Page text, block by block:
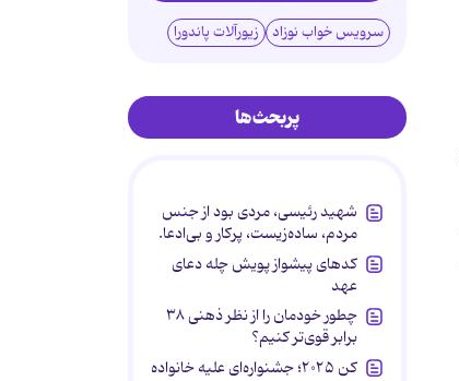
سرویس خواب نوزاد زیورآلات پاندورا
پربحث‌ها
شهید رئیسی، مردی بود از جنس
مردم، ساده‌زیست، پرکار و بی‌ادعا.
کدهای پیشواز پویش چله دعای
عهد
چطور خودمان را از نظر ذهنی ۳۸
برابر قوی‌تر کنیم؟
کن ۲۰۲۵؛ جشنواره‌ای علیه خانواده